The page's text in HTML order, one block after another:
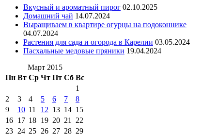
Вкусный и ароматный пирог 02.10.2025
Домашний чай 14.07.2024
Выращиваем в квартире огурцы на подоконнике
04.07.2024
Растения для сада и огорода в Карелии 03.05.2024
Пасхальные медовые пряники 19.04.2024
Март 2015
Пн Вт Ср Чт Пт Сб Вс
1
2
3 4 5 6 7
8
9
10 11 12 13 14 15
16 17 18 19 20 21
22
23 24 25 26 27 28 29